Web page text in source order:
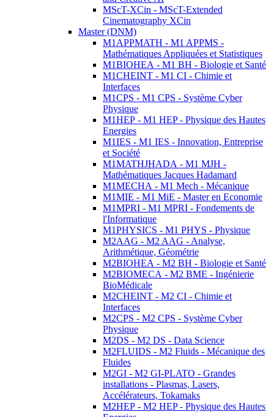
MScT-XCin - MScT-Extended
Cinematography XCin
Master (DNM)
M1APPMATH - M1 APPMS -
Mathématiques Appliquées et Statistiques
M1BIOHEA - M1 BH - Biologie et Santé
M1CHEINT - M1 CI - Chimie et
Interfaces
M1CPS - M1 CPS - Système Cyber
Physique
M1HEP - M1 HEP - Physique des Hautes
Energies
M1IES - M1 IES - Innovation, Entreprise
et Société
M1MATHJHADA - M1 MJH -
Mathématiques Jacques Hadamard
M1MECHA - M1 Mech - Mécanique
M1MIE - M1 MiE - Master en Economie
M1MPRI - M1 MPRI - Fondements de
l'Informatique
M1PHYSICS - M1 PHYS - Physique
M2AAG - M2 AAG - Analyse,
Arithmétique, Géométrie
M2BIOHEA - M2 BH - Biologie et Santé
M2BIOMECA - M2 BME - Ingénierie
BioMédicale
M2CHEINT - M2 CI - Chimie et
Interfaces
M2CPS - M2 CPS - Système Cyber
Physique
M2DS - M2 DS - Data Science
M2FLUIDS - M2 Fluids - Mécanique des
Fluides
M2GI - M2 GI-PLATO - Grandes
installations - Plasmas, Lasers,
Accélérateurs, Tokamaks
M2HEP - M2 HEP - Physique des Hautes